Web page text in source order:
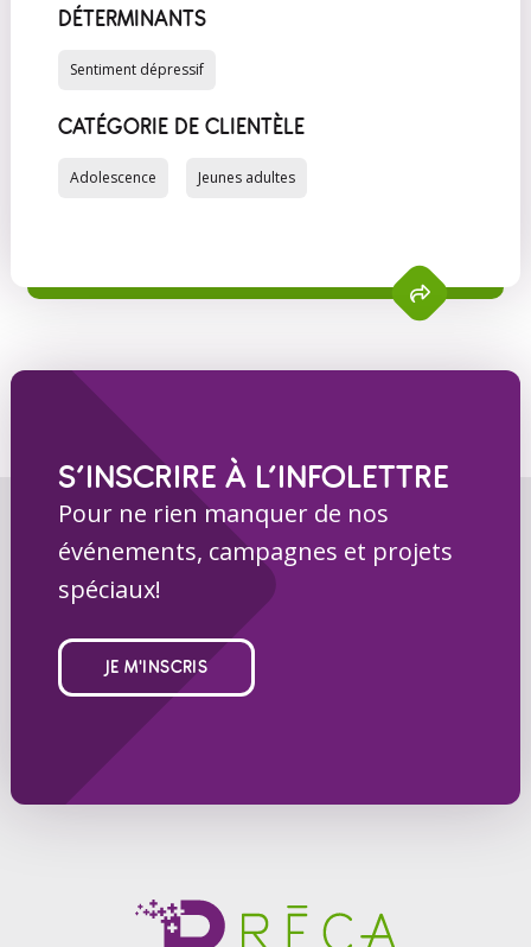
DÉTERMINANTS
Sentiment dépressif
CATÉGORIE DE CLIENTÈLE
Adolescence Jeunes adultes
S’INSCRIRE À L’INFOLETTRE
Pour ne rien manquer de nos
événements, campagnes et projets
spéciaux!
JE M'INSCRIS